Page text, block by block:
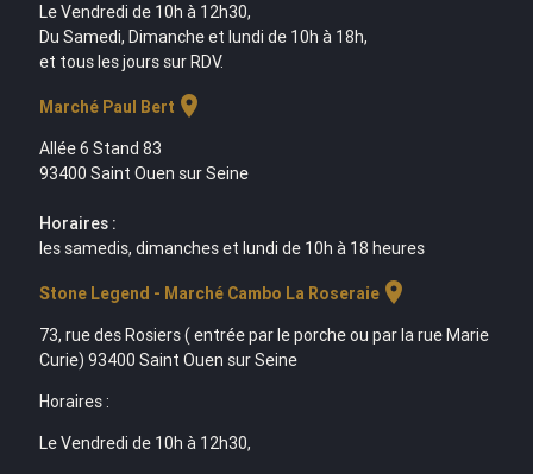
Le Vendredi de 10h à 12h30,
Du Samedi, Dimanche et lundi de 10h à 18h,
et tous les jours sur RDV.
Marché Paul Bert location_on
Allée 6 Stand 83
93400 Saint Ouen sur Seine
Horaires :
les samedis, dimanches et lundi de 10h à 18 heures
Stone Legend - Marché Cambo La Roseraielocation_on
73, rue des Rosiers ( entrée par le porche ou par la rue Marie
Curie) 93400 Saint Ouen sur Seine
Horaires :
Le Vendredi de 10h à 12h30,